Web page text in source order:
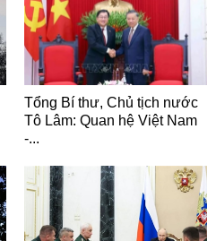
Tổng Bí thư, Chủ tịch nước
Tô Lâm: Quan hệ Việt Nam
-...